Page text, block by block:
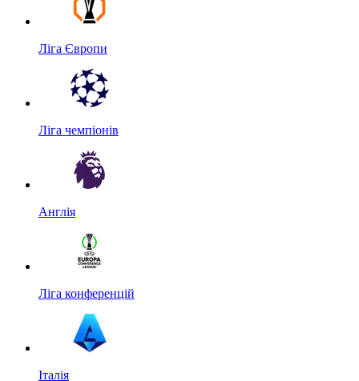
Ліга Європи
Ліга чемпіонів
Англія
Ліга конференцій
Італія